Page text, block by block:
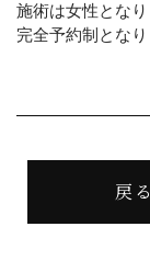
施術は女性となり
完全予約制とな
戻る